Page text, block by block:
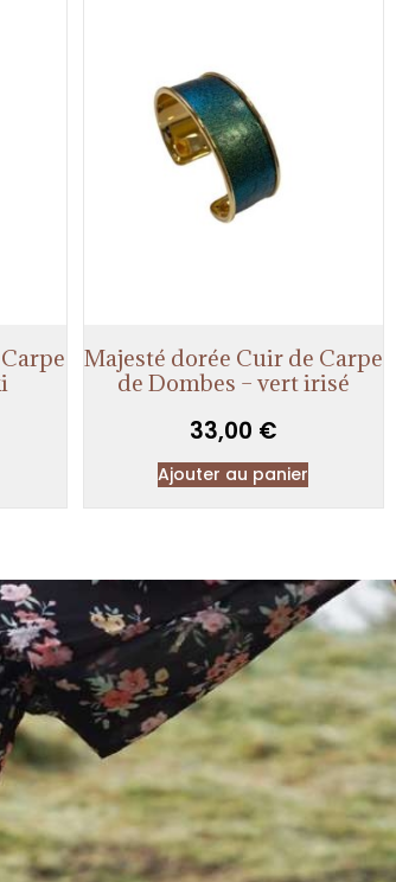
Majesté dorée Cuir de Carpe
de Dombes – vert irisé
33,00 €
Ajouter au panier